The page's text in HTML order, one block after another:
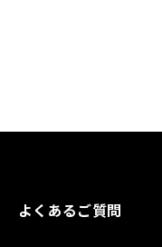
よくあるご質問